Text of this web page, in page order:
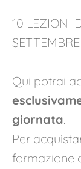
10 LEZIONI
Qui potrai
giornata.
Per
formazione